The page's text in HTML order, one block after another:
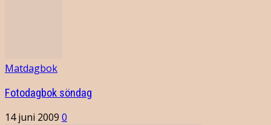
Matdagbok
Fotodagbok söndag
14 juni 2009 0